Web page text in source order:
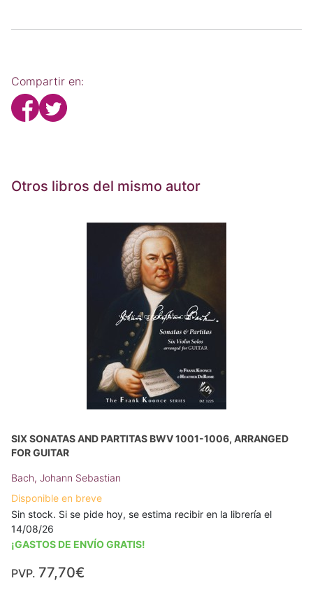
Compartir en:
Otros libros del mismo autor
SIX SONATAS AND PARTITAS BWV 1001-1006, ARRANGED
FOR GUITAR
Bach, Johann Sebastian
Disponible en breve
Sin stock. Si se pide hoy, se estima recibir en la librería el
14/08/26
¡GASTOS DE ENVÍO GRATIS!
PVP. 77,70€